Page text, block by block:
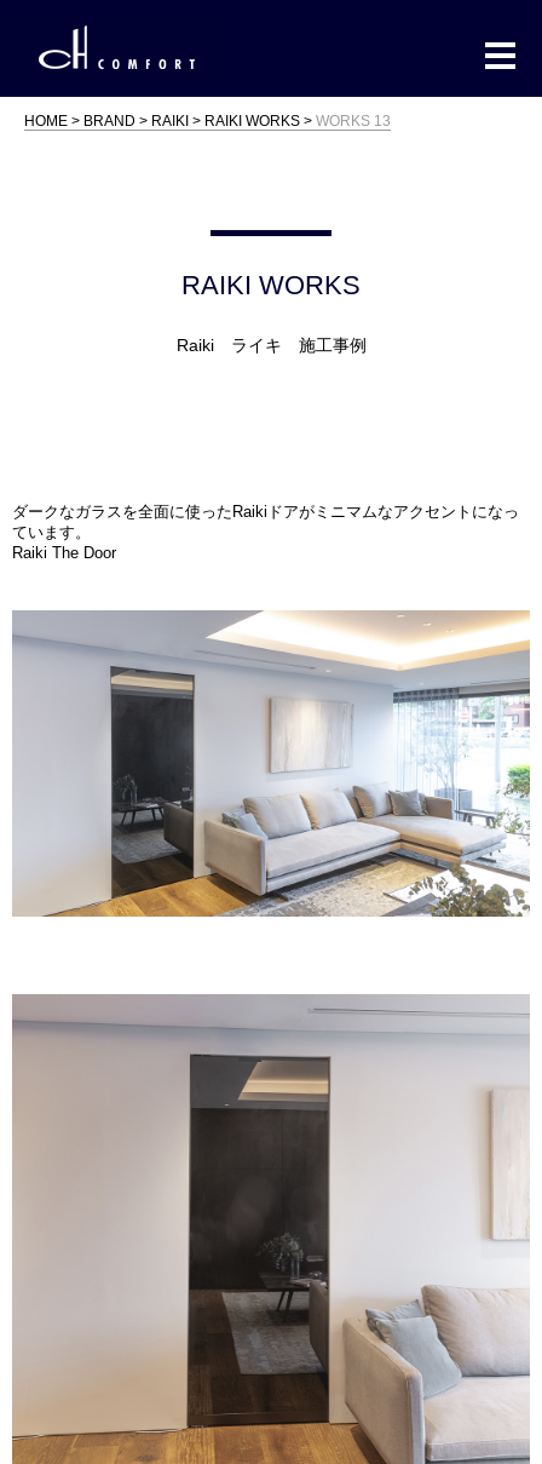
HOME BRAND RAIKI RAIKI WORKS WORKS 13
RAIKI WORKS
Raiki ライキ 施工事例
ダークなガラスを全面に使ったRaikiドアがミニマムなアクセントになっ
ています。
Raiki The Door